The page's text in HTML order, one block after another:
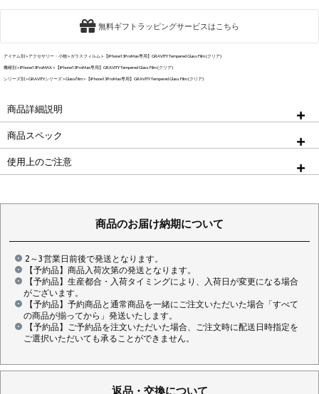
無料ギフトラッピングサービスはこちら
アイテム別 アクセサリー・小物 ガラスフィルム 【iPhone13ProMax専用】GRAVITY Tempered Glass Film (クリア)
機種別 iPhone13ProMAX 【iPhone13ProMax専用】GRAVITY Tempered Glass Film (クリア)
シリーズ別 GRAVITYシリーズ Glassfilm 【iPhone13ProMax専用】GRAVITY Tempered Glass Film (クリア)
商品詳細説明
商品スペック
使用上のご注意
商品のお届け納期について
2～3営業日前後で発送となります。
【予約品】商品入荷次第の発送となります。
【予約品】生産都合・入荷タイミングにより、入荷日が変更になる場合
がございます。
【予約品】予約商品と通常商品を一緒にご注文いただいた場合「すべて
の商品が揃ってから」発送いたします。
【予約品】ご予約品を注文いただいた場合、ご注文時に配送日時指定を
ご選択いただいても承ることができません。
返品・交換について